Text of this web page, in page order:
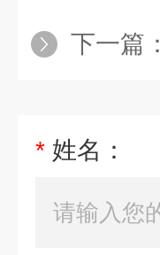
下一篇：
* 姓名：